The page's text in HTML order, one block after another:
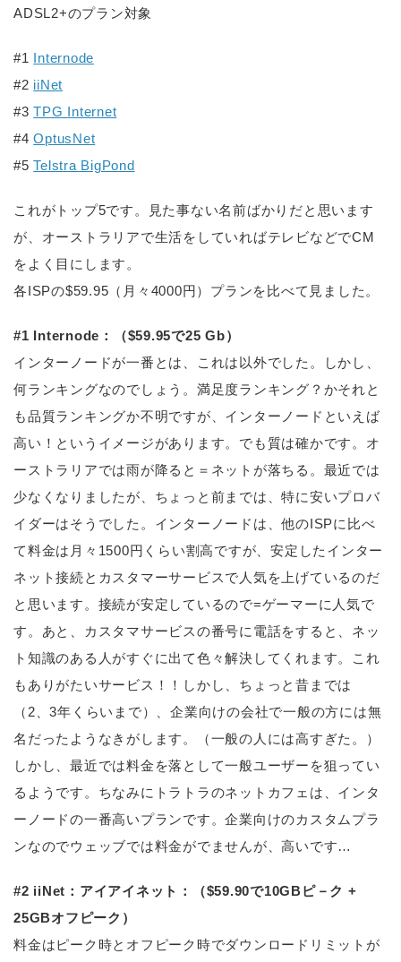
ADSL2+のプラン対象
#1 Internode
#2 iiNet
#3TPG Internet
#4OptusNet
#5Telstra BigPond
これがトップ5です。見た事ない名前ばかりだと思います
が、オーストラリアで生活をしていればテレビなどでCM
をよく目にします。
各ISPの$59.95（月々4000円）プランを比べて見ました。
#1 Internode：（$59.95で25 Gb）
インターノードが一番とは、これは以外でした。しかし、
何ランキングなのでしょう。満足度ランキング？かそれと
も品質ランキングか不明ですが、インターノードといえば
高い！というイメージがあります。でも質は確かです。オ
ーストラリアでは雨が降ると＝ネットが落ちる。最近では
少なくなりましたが、ちょっと前までは、特に安いプロバ
イダーはそうでした。インターノードは、他のISPに比べ
て料金は月々1500円くらい割高ですが、安定したインター
ネット接続とカスタマーサービスで人気を上げているのだ
と思います。接続が安定しているので=ゲーマーに人気で
す。あと、カスタマサービスの番号に電話をすると、ネッ
ト知識のある人がすぐに出て色々解決してくれます。これ
もありがたいサービス！！しかし、ちょっと昔までは
（2、3年くらいまで）、企業向けの会社で一般の方には無
名だったようなきがします。（一般の人には高すぎた。）
しかし、最近では料金を落として一般ユーザーを狙ってい
るようです。ちなみにトラトラのネットカフェは、インタ
ーノードの一番高いプランです。企業向けのカスタムプラ
ンなのでウェッブでは料金がでませんが、高いです…
#2 iiNet：アイアイネット：（$59.90で10GBピ－ク +
25GBオフピーク）
料金はピーク時とオフピーク時でダウンロードリミットが